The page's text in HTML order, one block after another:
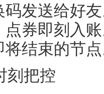
发送给好
券即刻入
结束的节
刻把控